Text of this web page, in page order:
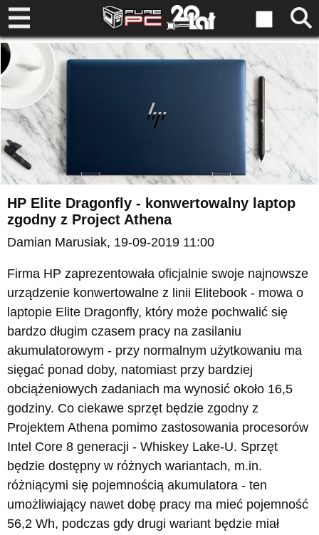
HP Elite Dragonfly - konwertowalny laptop
zgodny z Project Athena
Damian Marusiak, 19-09-2019 11:00
Firma HP zaprezentowała oficjalnie swoje najnowsze
urządzenie konwertowalne z linii Elitebook - mowa o
laptopie Elite Dragonfly, który może pochwalić się
bardzo długim czasem pracy na zasilaniu
akumulatorowym - przy normalnym użytkowaniu ma
sięgać ponad doby, natomiast przy bardziej
obciążeniowych zadaniach ma wynosić około 16,5
godziny. Co ciekawe sprzęt będzie zgodny z
Projektem Athena pomimo zastosowania procesorów
Intel Core 8 generacji - Whiskey Lake-U. Sprzęt
będzie dostępny w różnych wariantach, m.in.
różniącymi się pojemnością akumulatora - ten
umożliwiający nawet dobę pracy ma mieć pojemność
56,2 Wh, podczas gdy drugi wariant będzie miał